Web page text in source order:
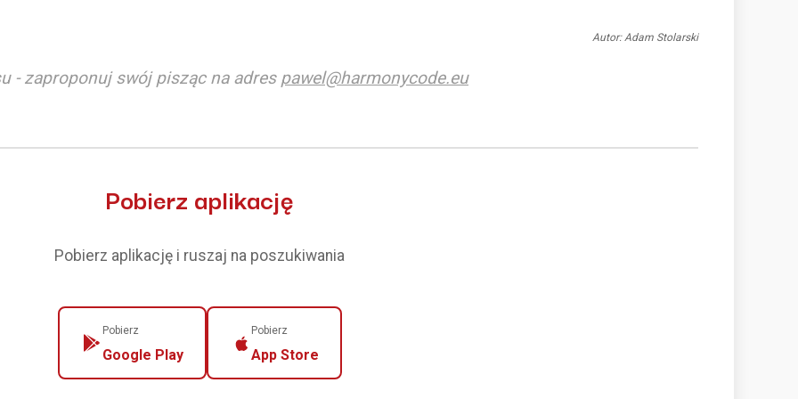
Autor: Adam Stolarski
- zaproponuj swój pisząc na adres pawel@harmonycode.eu
Pobierz aplikację
Pobierz aplikację i ruszaj na poszukiwania
Pobierz
Google Play
Pobierz
App Store